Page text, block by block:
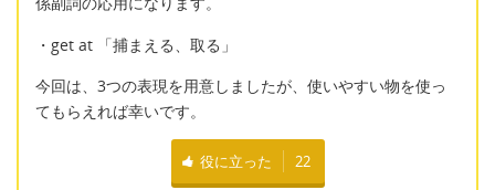
・get at 「捕まえる、取る」
今回は、3つの表現を用意しましたが、使いやすい物を使っ
てもらえれば幸いです。
役に立った 22